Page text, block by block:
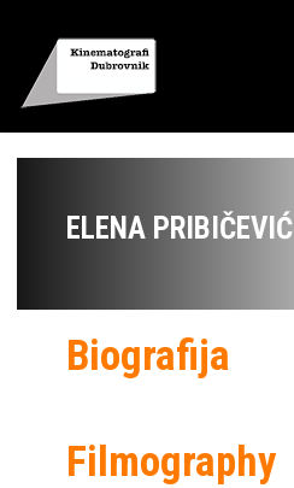
ELENA PRIBIČEVIĆ
Biografija
Filmography